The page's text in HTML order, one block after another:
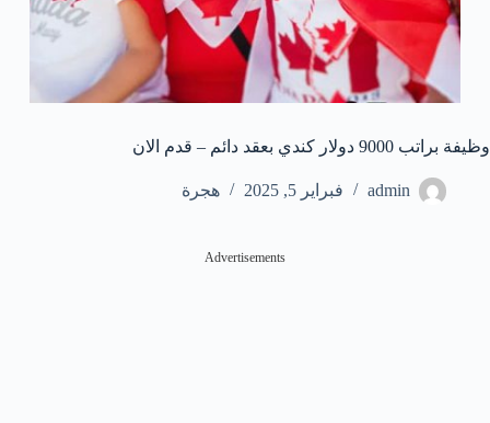
وظيفة براتب 9000 دولار كندي بعقد دائم – قدم الان
admin فبراير 5, 2025 هجرة
Advertisements